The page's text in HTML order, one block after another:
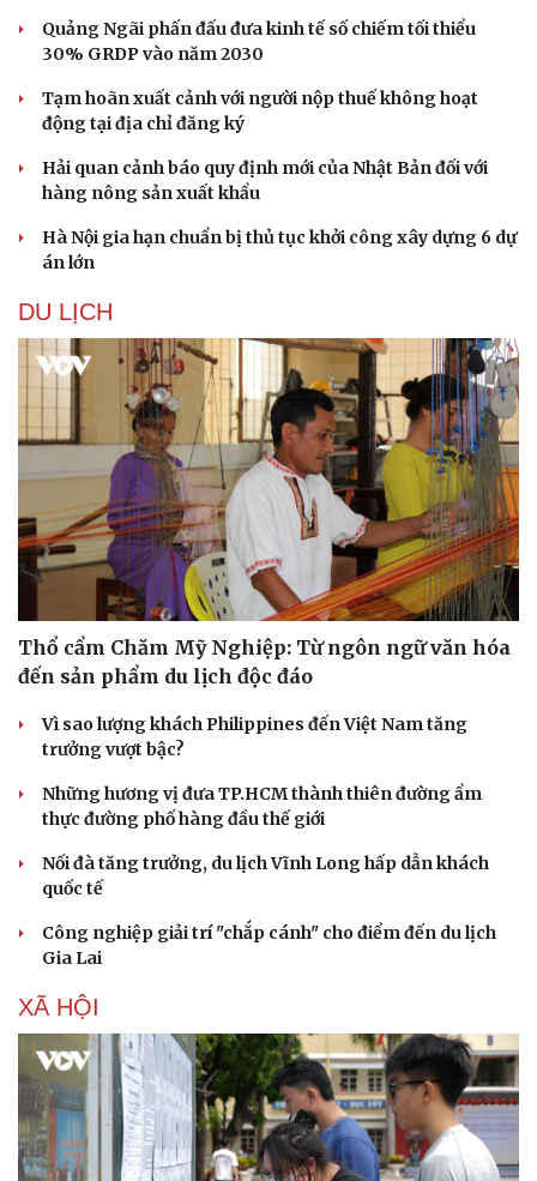
Thể thao
Lịch thi đấu bóng đá
Thế giới thể thao
eSports
Hậu trường
Xe máy
Tư vấn
Quảng Ngãi phấn đấu đưa kinh tế số chiếm tối thiểu
30% GRDP vào năm 2030
Tạm hoãn xuất cảnh với người nộp thuế không hoạt
động tại địa chỉ đăng ký
Hải quan cảnh báo quy định mới của Nhật Bản đối với
hàng nông sản xuất khẩu
Hà Nội gia hạn chuẩn bị thủ tục khởi công xây dựng 6 dự
án lớn
DU LỊCH
Thổ cẩm Chăm Mỹ Nghiệp: Từ ngôn ngữ văn hóa
đến sản phẩm du lịch độc đáo
Vì sao lượng khách Philippines đến Việt Nam tăng
trưởng vượt bậc?
Những hương vị đưa TP.HCM thành thiên đường ẩm
thực đường phố hàng đầu thế giới
Nối đà tăng trưởng, du lịch Vĩnh Long hấp dẫn khách
quốc tế
Công nghiệp giải trí "chắp cánh" cho điểm đến du lịch
Gia Lai
XÃ HỘI